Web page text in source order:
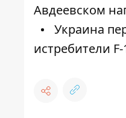
Авдеевском
Украина
истребители